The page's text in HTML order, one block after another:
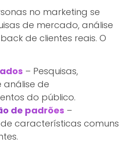
no marketing se
de mercado, análise
de clientes reais. O
– Pesquisas,
análise de
do público.
de padrões –
características comuns